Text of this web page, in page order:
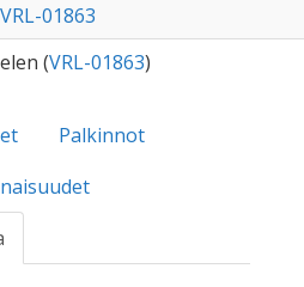
VRL-01863
elen (VRL-01863)
Palkinnot